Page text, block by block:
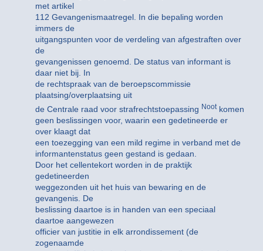
met artikel
112 Gevangenismaatregel. In die bepaling worden
immers de
uitgangspunten voor de verdeling van afgestraften over
de
gevangenissen genoemd. De status van informant is
daar niet bij. In
de rechtspraak van de beroepscommissie
plaatsing/overplaatsing uit
de Centrale raad voor strafrechtstoepassing Nootkomen
geen beslissingen voor, waarin een gedetineerde er
over klaagt dat
een toezegging van een mild regime in verband met de
informantenstatus geen gestand is gedaan.
Door het cellentekort worden in de praktijk
gedetineerden
weggezonden uit het huis van bewaring en de
gevangenis. De
beslissing daartoe is in handen van een speciaal
daartoe aangewezen
officier van justitie in elk arrondissement (de
zogenaamde